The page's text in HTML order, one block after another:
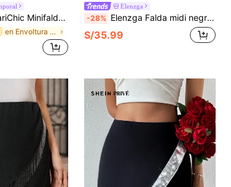
las proporciones del Body, abertura lateral con encaje incorporado que añade detalle, corte ajustado que resalta las curvas sexys, adecuada para ir al trabajo y uso diario, estilo minimalista y exquisito
en Envoltura Faldas De Mujer
Elenzga
-28% Elenzga Falda midi negra asimétrica elegante para mujer, adecuada para fiestas, citas, volver al colegio, trabajo y uso diario
S/35.99